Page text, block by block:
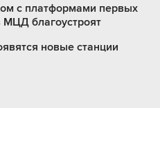
с платформами первых
благоустроят
новые станции